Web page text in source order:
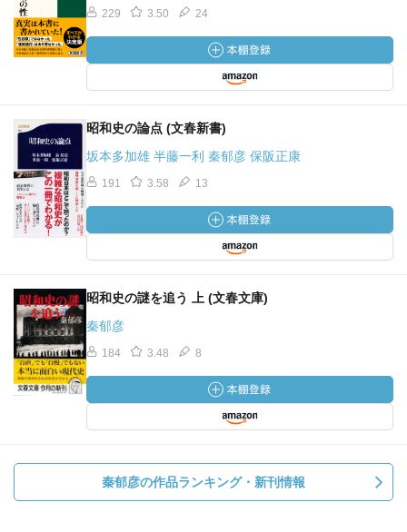
229 3.50 24
昭和史の論点 (文春新書)
坂本多加雄 半藤一利 秦郁彦 保阪正康
191 3.58 13
昭和史の謎を追う 上 (文春文庫)
秦郁彦
184 3.48 8
秦郁彦の作品ランキング・新刊情報